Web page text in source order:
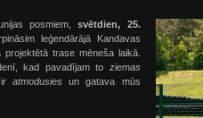
posmiem,
svētdien, 25.
leģendārājā Kandavas
trase mēneša laikā.
kad pavadījam to ziemas
iratmodusies un gatava mūs